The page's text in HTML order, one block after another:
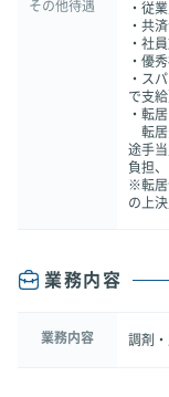
その他待遇
・従
・共
・社
・優
・ス
で支給
・転
転居
途手
負担
※転居
の上
業務内容
業務内容 調剤